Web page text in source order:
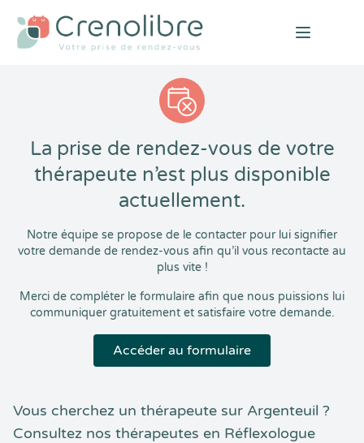
Open
La prise de rendez-vous de votre
thérapeute n’est plus disponible
actuellement.
Notre équipe se propose de le contacter pour lui signifier
votre demande de rendez-vous afin qu’il vous recontacte au
plus vite !
Merci de compléter le formulaire afin que nous puissions lui
communiquer gratuitement et satisfaire votre demande.
Accéder au formulaire
Vous cherchez un thérapeute sur Argenteuil ?
Consultez nos thérapeutes en Réflexologue